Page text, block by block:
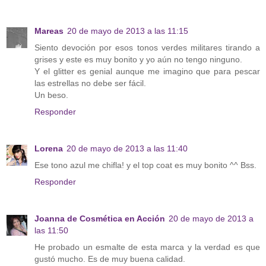
Mareas 20 de mayo de 2013 a las 11:15
Siento devoción por esos tonos verdes militares tirando a
grises y este es muy bonito y yo aún no tengo ninguno.
Y el glitter es genial aunque me imagino que para pescar
las estrellas no debe ser fácil.
Un beso.
Responder
Lorena 20 de mayo de 2013 a las 11:40
Ese tono azul me chifla! y el top coat es muy bonito ^^ Bss.
Responder
Joanna de Cosmética en Acción 20 de mayo de 2013 a
las 11:50
He probado un esmalte de esta marca y la verdad es que
gustó mucho. Es de muy buena calidad.